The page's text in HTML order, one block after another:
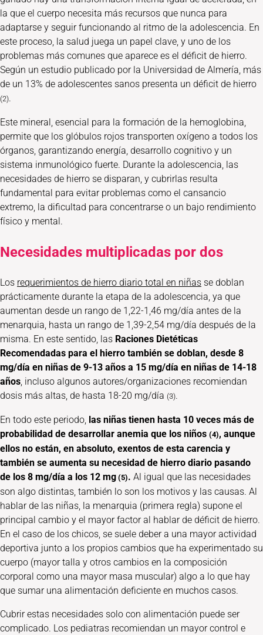
la que el cuerpo necesita más recursos que nunca para
adaptarse y seguir funcionando al ritmo de la adolescencia. En
este proceso, la salud juega un papel clave, y uno de los
problemas más comunes que aparece es el déficit de hierro.
Según un estudio publicado por la Universidad de Almería, más
de un 13% de adolescentes sanos presenta un déficit de hierro
(2).
Este mineral, esencial para la formación de la hemoglobina,
permite que los glóbulos rojos transporten oxígeno a todos los
órganos, garantizando energía, desarrollo cognitivo y un
sistema inmunológico fuerte. Durante la adolescencia, las
necesidades de hierro se disparan, y cubrirlas resulta
fundamental para evitar problemas como el cansancio
extremo, la dificultad para concentrarse o un bajo rendimiento
físico y mental.
Necesidades multiplicadas por dos
Los requerimientos de hierro diario total en niñas se doblan
prácticamente durante la etapa de la adolescencia, ya que
aumentan desde un rango de 1,22-1,46 mg/día antes de la
menarquia, hasta un rango de 1,39-2,54 mg/día después de la
misma. En este sentido, las Raciones Dietéticas
Recomendadas para el hierro también se doblan, desde 8
mg/día en niñas de 9-13 años a 15 mg/día en niñas de 14-18
años, incluso algunos autores/organizaciones recomiendan
dosis más altas, de hasta 18-20 mg/día (3).
En todo este periodo, las niñas tienen hasta 10 veces más de
probabilidad de desarrollar anemia que los niños (4), aunque
ellos no están, en absoluto, exentos de esta carencia y
también se aumenta su necesidad de hierro diario pasando
de los 8 mg/día a los 12 mg (5). Al igual que las necesidades
son algo distintas, también lo son los motivos y las causas. Al
hablar de las niñas, la menarquia (primera regla) supone el
principal cambio y el mayor factor al hablar de déficit de hierro.
En el caso de los chicos, se suele deber a una mayor actividad
deportiva junto a los propios cambios que ha experimentado su
cuerpo (mayor talla y otros cambios en la composición
corporal como una mayor masa muscular) algo a lo que hay
que sumar una alimentación deficiente en muchos casos.
Cubrir estas necesidades solo con alimentación puede ser
complicado. Los pediatras recomiendan un mayor control e